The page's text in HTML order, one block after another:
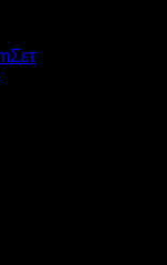
Σετ